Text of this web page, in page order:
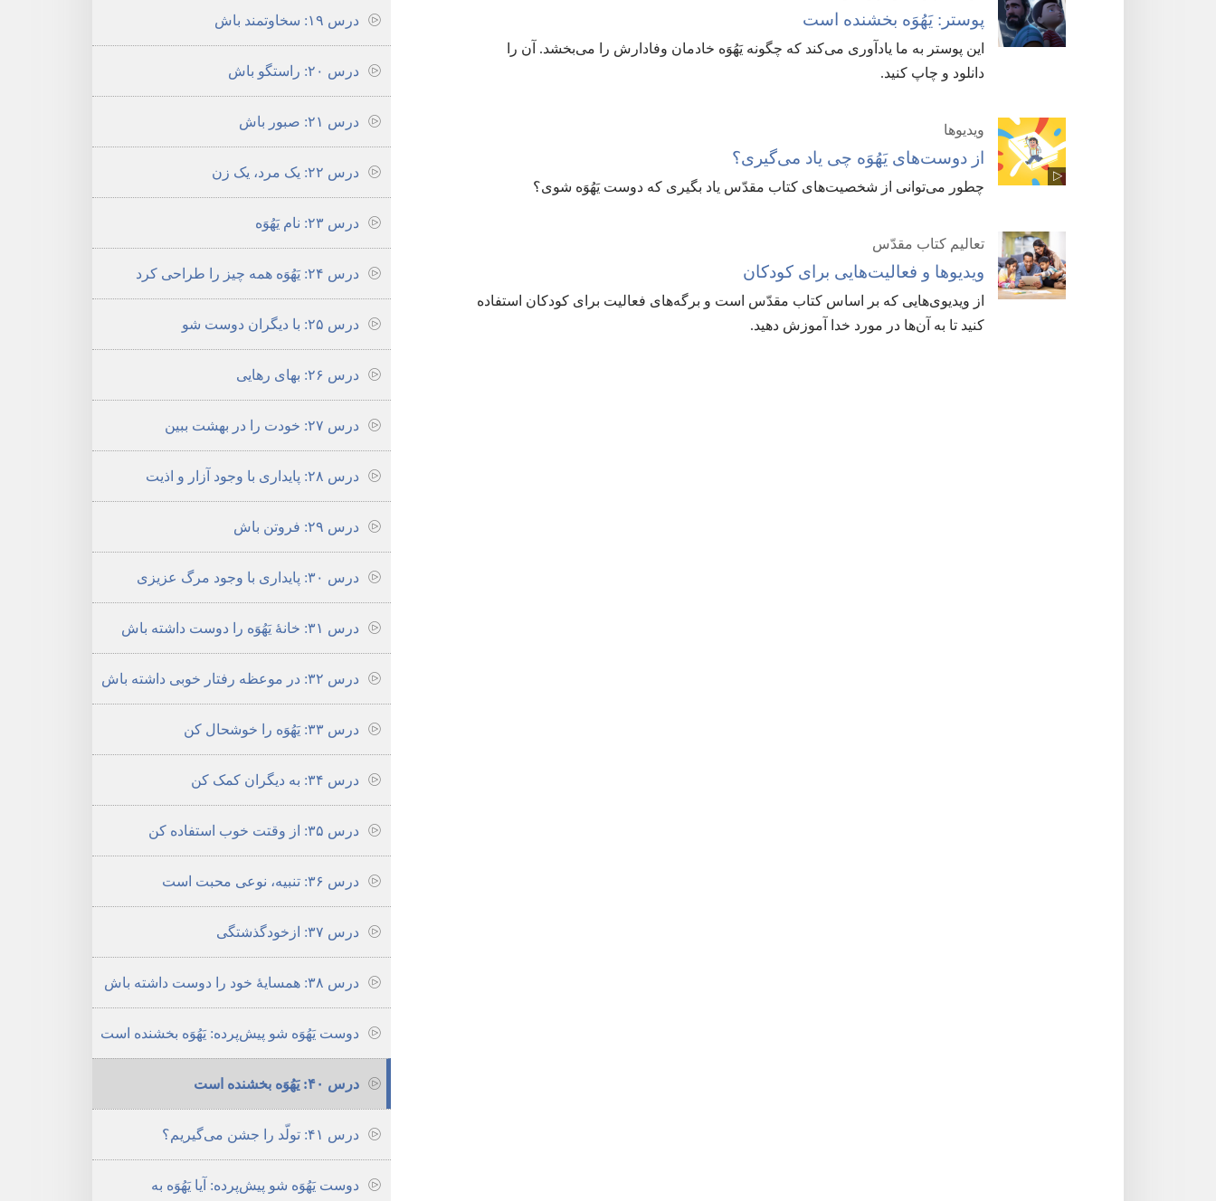
پوستر:‏ یَهُوَه بخشنده است
این پوستر به ما یادآوری می‌کند که چگونه یَهُوَه خادمان وفادارش را می‌بخشد.‏ آن را
دانلود و چاپ کنید.‏
ویدیوها
از دوست‌های یَهُوَه چی یاد می‌گیری؟‏
چطور می‌توانی از شخصیت‌های کتاب مقدّس یاد بگیری که دوست یَهُوَه شوی؟‏
تعالیم کتاب مقدّس
ویدیوها و فعالیت‌هایی برای کودکان
از ویدیوی‌هایی که بر اساس کتاب مقدّس است و برگه‌های فعالیت برای کودکان استفاده
کنید تا به آن‌ها در مورد خدا آموزش دهید.‏
درس ۱۹:‏ سخاوتمند باش
درس ۲۰:‏ راستگو باش
درس ۲۱:‏ صبور باش
درس ۲۲:‏ یک مرد،‏ یک زن
درس ۲۳:‏ نام یَهُوَه
درس ۲۴:‏ یَهُوَه همه چیز را طراحی کرد
درس ۲۵:‏ با دیگران دوست شو
درس ۲۶:‏ بهای رهایی
درس ۲۷:‏ خودت را در بهشت ببین
درس ۲۸:‏ پایداری با وجود آزار و اذیت
درس ۲۹:‏ فروتن باش
درس ۳۰:‏ پایداری با وجود مرگ عزیزی
درس ۳۱:‏ خانهٔ یَهُوَه را دوست داشته باش
درس ۳۲:‏ در موعظه رفتار خوبی داشته باش
درس ۳۳:‏ یَهُوَه را خوشحال کن
درس ۳۴:‏ به دیگران کمک کن
درس ۳۵:‏ از وقتت خوب استفاده کن
درس ۳۶:‏ تنبیه،‏ نوعی محبت است
درس ۳۷:‏ ازخودگذشتگی
درس ۳۸:‏ همسایهٔ خود را دوست داشته باش
دوست یَهُوَه شو پیش‌پرده:‏ یَهُوَه بخشنده است
درس ۴۰:‏ یَهُوَه بخشنده است
درس ۴۱:‏ تولّد را جشن می‌گیریم؟‏
دوست یَهُوَه شو پیش‌پرده:‏ آیا یَهُوَه به